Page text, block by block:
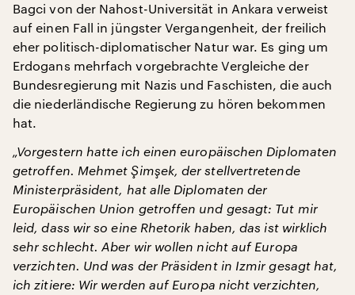
Bagci von der Nahost-Universität in Ankara verweist
auf einen Fall in jüngster Vergangenheit, der freilich
eher politisch-diplomatischer Natur war. Es ging um
Erdogans mehrfach vorgebrachte Vergleiche der
Bundesregierung mit Nazis und Faschisten, die auch
die niederländische Regierung zu hören bekommen
hat.
„Vorgestern hatte ich einen europäischen Diplomaten
getroffen. Mehmet Şimşek, der stellvertretende
Ministerpräsident, hat alle Diplomaten der
Europäischen Union getroffen und gesagt: Tut mir
leid, dass wir so eine Rhetorik haben, das ist wirklich
sehr schlecht. Aber wir wollen nicht auf Europa
verzichten. Und was der Präsident in Izmir gesagt hat,
ich zitiere: Wir werden auf Europa nicht verzichten,